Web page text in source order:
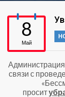
8
Май
связи с
просит